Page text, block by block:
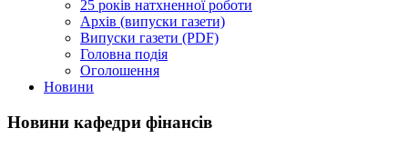
25 років натхненної роботи
Архів (випуски газети)
Випуски газети (PDF)
Головна подія
Оголошення
Новини
Новини кафедри фінансів